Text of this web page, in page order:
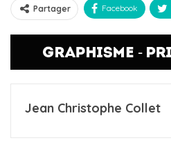
Partager Facebook
Jean Christophe Collet